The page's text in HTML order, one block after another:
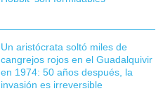
Un aristócrata soltó miles de
cangrejos rojos en el Guadalquivir
en 1974: 50 años después, la
invasión es irreversible